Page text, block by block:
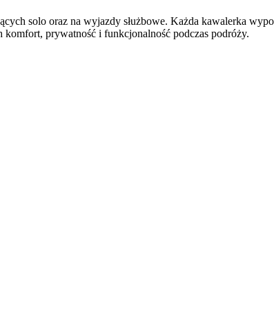
solo oraz na wyjazdy służbowe. Każda kawalerka
komfort, prywatność i funkcjonalność podczas podróży.